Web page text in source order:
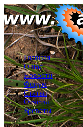
Главная
О нас
Новости
Форум
Статьи
Отчеты
Бреветы